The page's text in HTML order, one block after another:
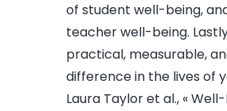
of student well-being,
teacher well-being.
practical, measurable,
difference in the lives of
Laura Taylor et al., «